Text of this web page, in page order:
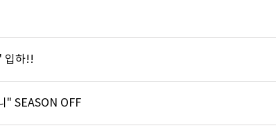
입하!!
" SEASON OFF